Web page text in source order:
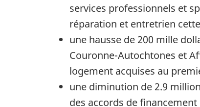
services professionnels et
réparation et entretrien
une hausse de 200 mille
Couronne-Autochtones et
logement acquises au
une diminution de 2.9
des accords de